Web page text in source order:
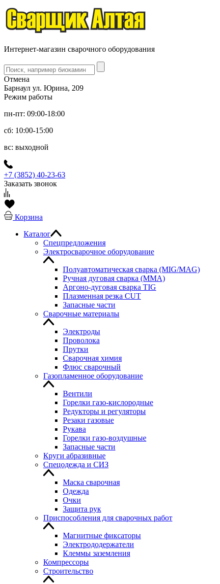
Интернет-магазин сварочного оборудования
Отмена
Барнаул ул. Юрина, 209
Режим работы
пн-пт: 09:00-18:00
сб: 10:00-15:00
вс: выходной
+7 (3852) 40-23-63
Заказать звонок
Корзина
Каталог
Спецпредложения
Электросварочное оборудование
Полуавтоматическая сварка (MIG/MAG)
Ручная дуговая сварка (MMA)
Аргоно-дуговая сварка TIG
Плазменная резка CUT
Запасные части
Сварочные материалы
Электроды
Проволока
Прутки
Сварочная химия
Флюс сварочный
Газопламенное оборудование
Вентили
Горелки газо-кислородные
Редукторы и регуляторы
Резаки газовые
Рукава
Горелки газо-воздушные
Запасные части
Круги абразивные
Спецодежда и СИЗ
Маска сварочная
Одежда
Очки
Защита рук
Приспособления для сварочных работ
Магнитные фиксаторы
Электрододержатели
Клеммы заземления
Компрессоры
Строительство